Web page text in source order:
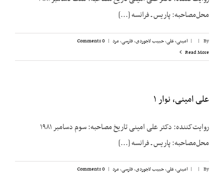
محل‌مصاحبه: پاریس ـ فرانسه [...]
By
|
| امینی، علی,حبیب لاجوردی,فارسی,مرد |
0 Comments
Read More
علی امینی، نوار ۱
روایت‌کننده: دکتر علی امینی تاریخ مصاحبه: سوم دسامبر ۱۹۸۱
محل‌مصاحبه: پاریس ـ فرانسه [...]
By
|
| امینی، علی,حبیب لاجوردی,فارسی,مرد |
0 Comments